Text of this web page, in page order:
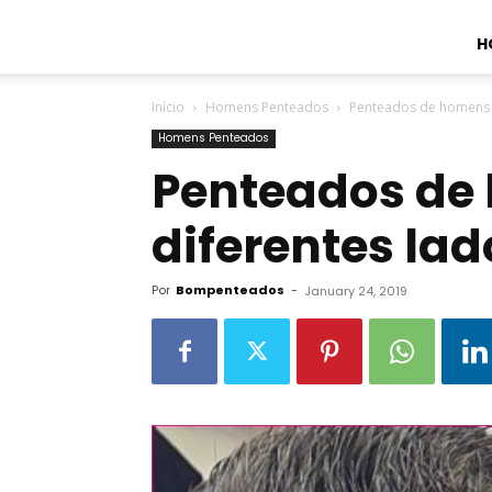
Início Homens Penteados Penteados de
Homens Penteados
Penteados
diferentes
Por Bompenteados - January 24, 2019